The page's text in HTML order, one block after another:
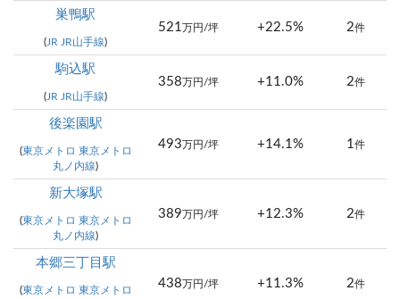
巣鴨駅
(JR JR山手線)
521 万円/坪 +22.5% 2件
駒込駅
(JR JR山手線)
358 万円/坪 +11.0% 2件
後楽園駅
(東京メトロ 東京メトロ
丸ノ内線)
493 万円/坪 +14.1% 1件
新大塚駅
(東京メトロ 東京メトロ
丸ノ内線)
389 万円/坪 +12.3% 2件
本郷三丁目駅
(東京メトロ 東京メトロ
438 万円/坪 +11.3% 2件